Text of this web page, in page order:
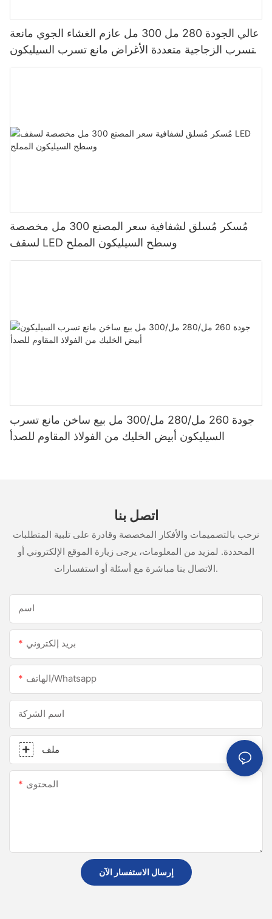
عالي الجودة 280 مل 300 مل عازم الغشاء الجوي مانعة
للتسرب الزجاجية متعددة الأغراض مانع تسرب السيليكون
للمطبخ
مُسكر مُسلق لشفافية سعر المصنع 300 مل مخصصة
لسقف LED وسطح السيليكون المملح
جودة 260 مل/280 مل/300 مل بيع ساخن مانع تسرب
السيليكون أبيض الخليك من الفولاذ المقاوم للصدأ
اتصل بنا
نرحب بالتصميمات والأفكار المخصصة وقادرة على تلبية المتطلبات
المحددة. لمزيد من المعلومات، يرجى زيارة الموقع الإلكتروني أو
الاتصال بنا مباشرة مع أسئلة أو استفسارات.
اسم
بريد إلكتروني
الهاتف/whatsapp
اسم الشركة
ملف
المحتوى
إرسال الاستفسار الآن